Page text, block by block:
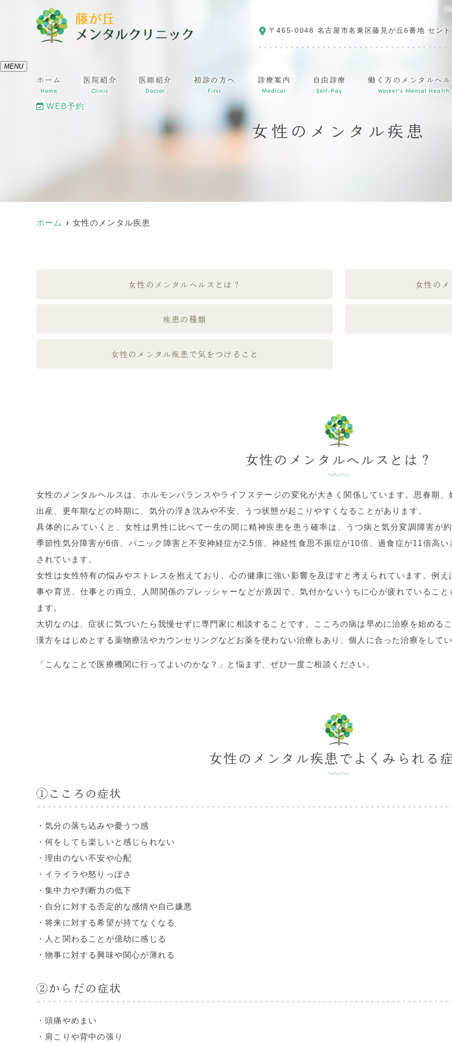
女
〒465-0048 名古屋市名東区藤見が丘6番地 セン
MENU
ホーム
Home
医院紹介
Clinic
医師紹介
Doctor
初診の方へ
First
診療案内
Medical
自由診療
Self-Pay
働く方のメンタルヘ
Worker's Mental Health
WEB予約
女性のメンタル疾患
ホーム 女性のメンタル疾患
女性のメンタルヘルスとは？ 女性の
疾患の種類
女性のメンタル疾患で気をつけること
女性のメンタルヘルスとは？
女性のメンタルヘルスは、ホルモンバランスやライフステージの変化が大きく関係しています。思春期、
出産、更年期などの時期に、気分の浮き沈みや不安、うつ状態が起こりやすくなることがあります。
具体的にみていくと、女性は男性に比べて一生の間に精神疾患を患う確率は、うつ病と気分変調障害が
季節性気分障害が6倍、パニック障害と不安神経症が2.5倍、神経性食思不振症が10倍、過食症が11倍高い
されています。
女性は女性特有の悩みやストレスを抱えており、心の健康に強い影響を及ぼすと考えられています。例え
事や育児、仕事との両立、人間関係のプレッシャーなどが原因で、気付かないうちに心が疲れていること
ます。
大切なのは、症状に気づいたら我慢せずに専門家に相談することです。こころの病は早めに治療を始める
漢方をはじめとする薬物療法やカウンセリングなどお薬を使わない治療もあり、個人に合った治療をして
「こんなことで医療機関に行ってよいのかな？」と悩まず、ぜひ一度ご相談ください。
女性のメンタル疾患でよくみられる
①こころの症状
・気分の落ち込みや憂うつ感
・何をしても楽しいと感じられない
・理由のない不安や心配
・イライラや怒りっぽさ
・集中力や判断力の低下
・自分に対する否定的な感情や自己嫌悪
・将来に対する希望が持てなくなる
・人と関わることが億劫に感じる
・物事に対する興味や関心が薄れる
②からだの症状
・頭痛やめまい
・肩こりや背中の張り